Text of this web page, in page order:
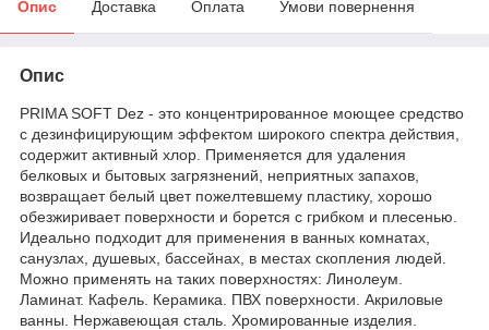
Опис Доставка Оплата Умови повернення
Опис
PRIMA SOFT Dez - это концентрированное моющее средство
с дезинфицирующим эффектом широкого спектра действия,
содержит активный хлор. Применяется для удаления
белковых и бытовых загрязнений, неприятных запахов,
возвращает белый цвет пожелтевшему пластику, хорошо
обезжиривает поверхности и борется с грибком и плесенью.
Идеально подходит для применения в ванных комнатах,
санузлах, душевых, бассейнах, в местах скопления людей.
Можно применять на таких поверхностях: Линолеум.
Ламинат. Кафель. Керамика. ПВХ поверхности. Акриловые
ванны. Нержавеющая сталь. Хромированные изделия.